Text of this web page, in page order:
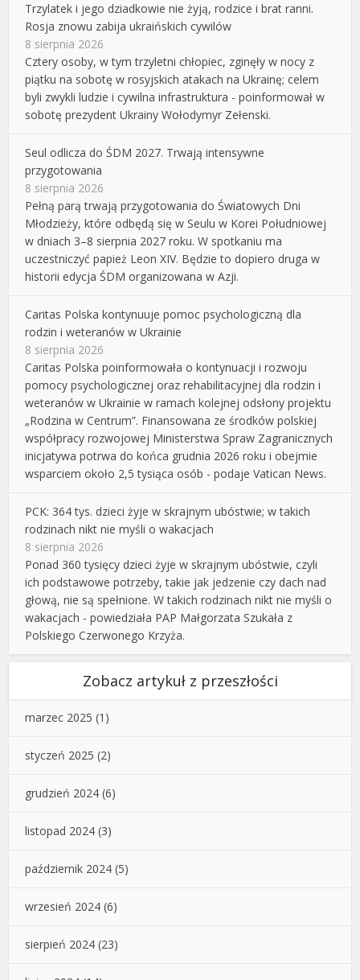
Trzylatek i jego dziadkowie nie żyją, rodzice i brat ranni.
Rosja znowu zabija ukraińskich cywilów
8 sierpnia 2026
Cztery osoby, w tym trzyletni chłopiec, zginęły w nocy z
piątku na sobotę w rosyjskich atakach na Ukrainę; celem
byli zwykli ludzie i cywilna infrastruktura - poinformował w
sobotę prezydent Ukrainy Wołodymyr Zełenski.
Seul odlicza do ŚDM 2027. Trwają intensywne
przygotowania
8 sierpnia 2026
Pełną parą trwają przygotowania do Światowych Dni
Młodzieży, które odbędą się w Seulu w Korei Południowej
w dniach 3–8 sierpnia 2027 roku. W spotkaniu ma
uczestniczyć papież Leon XIV. Będzie to dopiero druga w
historii edycja ŚDM organizowana w Azji.
Caritas Polska kontynuuje pomoc psychologiczną dla
rodzin i weteranów w Ukrainie
8 sierpnia 2026
Caritas Polska poinformowała o kontynuacji i rozwoju
pomocy psychologicznej oraz rehabilitacyjnej dla rodzin i
weteranów w Ukrainie w ramach kolejnej odsłony projektu
„Rodzina w Centrum”. Finansowana ze środków polskiej
współpracy rozwojowej Ministerstwa Spraw Zagranicznych
inicjatywa potrwa do końca grudnia 2026 roku i obejmie
wsparciem około 2,5 tysiąca osób - podaje Vatican News.
PCK: 364 tys. dzieci żyje w skrajnym ubóstwie; w takich
rodzinach nikt nie myśli o wakacjach
8 sierpnia 2026
Ponad 360 tysięcy dzieci żyje w skrajnym ubóstwie, czyli
ich podstawowe potrzeby, takie jak jedzenie czy dach nad
głową, nie są spełnione. W takich rodzinach nikt nie myśli o
wakacjach - powiedziała PAP Małgorzata Szukała z
Polskiego Czerwonego Krzyża.
Zobacz artykuł z przeszłości
marzec 2025 (1)
styczeń 2025 (2)
grudzień 2024 (6)
listopad 2024 (3)
październik 2024 (5)
wrzesień 2024 (6)
sierpień 2024 (23)